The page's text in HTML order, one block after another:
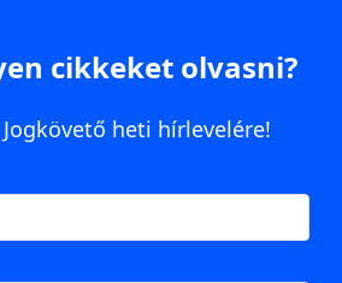
cikkeket olvasni?
heti hírlevelére!